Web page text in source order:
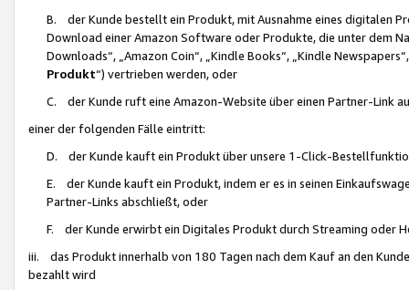
B. der Kunde bestellt ein Produkt, mit Ausnahme eines digitalen
Download einer Amazon Software oder Produkte, die unter dem
Downloads“, „Amazon Coin“, „Kindle Books“, „Kindle
Produkt“) vertrieben werden, oder
C. der Kunde ruft eine Amazon-Website über einen Partner-Link
einer der folgenden Fälle eintritt:
D. der Kunde kauft ein Produkt über unsere 1-Click-
E. der Kunde kauft ein Produkt, indem er es in seinen
Partner-Links abschließt, oder
F. der Kunde erwirbt ein Digitales Produkt durch Streaming oder
iii. das Produkt innerhalb von 180 Tagen nach dem Kauf an den
bezahlt wird